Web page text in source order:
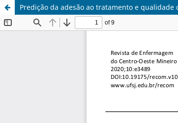
Predição da adesão ao tratamento e